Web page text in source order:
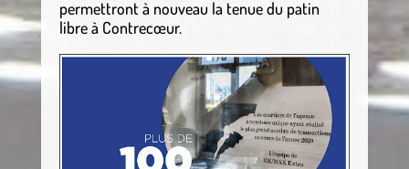
permettront à nouveau la tenue du patin
libre à Contrecœur.